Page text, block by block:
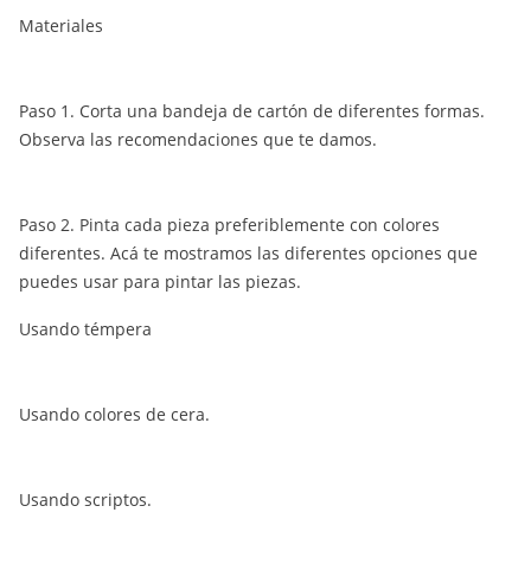
Materiales
Paso 1. Corta una bandeja de cartón de diferentes formas.
Observa las recomendaciones que te damos.
Paso 2. Pinta cada pieza preferiblemente con colores
diferentes. Acá te mostramos las diferentes opciones que
puedes usar para pintar las piezas.
Usando témpera
Usando colores de cera.
Usando scriptos.